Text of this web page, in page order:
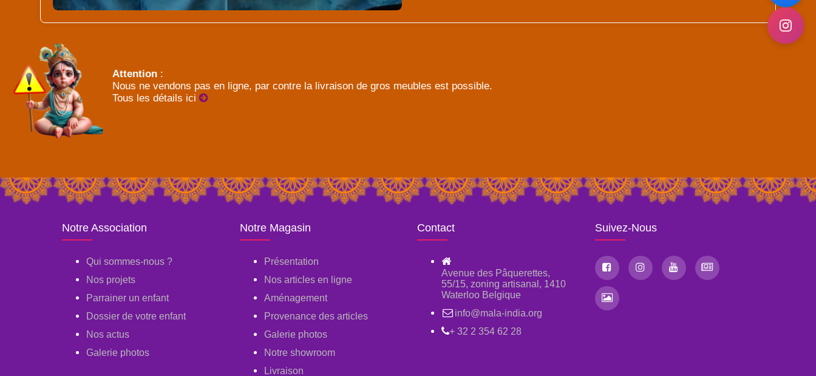
Attention :
Nous ne vendons pas en ligne, par contre la livraison de gros meubles est possible.
Tous les détails ici
Notre Association
Qui sommes-nous ?
Nos projets
Parrainer un enfant
Dossier de votre enfant
Nos actus
Galerie photos
Notre Magasin
Présentation
Nos articles en ligne
Aménagement
Provenance des articles
Galerie photos
Notre showroom
Livraison
Contact
Avenue des Pâquerettes,
55/15, zoning artisanal, 1410
Waterloo Belgique
info@mala-india.org
+ 32 2 354 62 28
Suivez-Nous